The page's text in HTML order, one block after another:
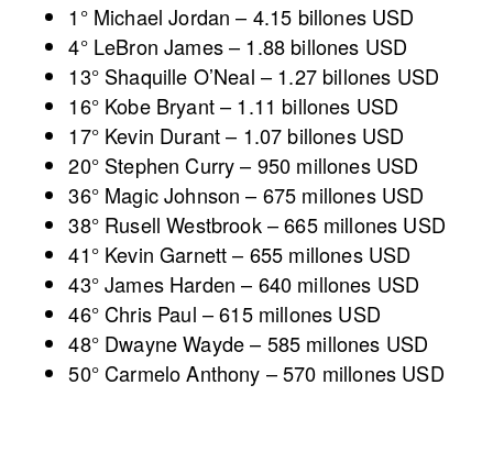
1° Michael Jordan – 4.15 billones USD
4° LeBron James – 1.88 billones USD
13° Shaquille O’Neal – 1.27 billones USD
16° Kobe Bryant – 1.11 billones USD
17° Kevin Durant – 1.07 billones USD
20° Stephen Curry – 950 millones USD
36° Magic Johnson – 675 millones USD
38° Rusell Westbrook – 665 millones USD
41° Kevin Garnett – 655 millones USD
43° James Harden – 640 millones USD
46° Chris Paul – 615 millones USD
48° Dwayne Wayde – 585 millones USD
50° Carmelo Anthony – 570 millones USD